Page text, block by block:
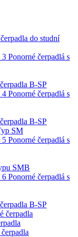
do studní
Ponorné čerpadlá s
B-SP
Ponorné čerpadlá s
B-SP
SM
Ponorné čerpadlá s
SMB
Ponorné čerpadlá s
B-SP
čerpadla